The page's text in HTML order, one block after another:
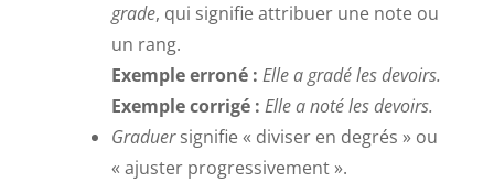
grade, qui signifie attribuer une note ou
un rang.
Exemple erroné : Elle a gradé les devoirs.
Exemple corrigé : Elle a noté les devoirs.
Graduersignifie « diviser en degrés » ou
« ajuster progressivement ».